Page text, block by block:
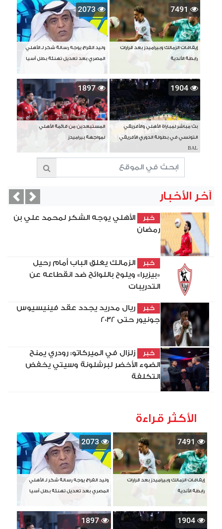
7491
إيقافات الزمالك وبيراميدز بعد قرارات
رابطة الأندية
2073
وليد الفراج يوجه رسالة شكر لـ الأهلي
المصري بعد تعديل تهنئة بطل آسيا
1904
بث مباشر لمباراة الأهلي والأفريقي
التونسي في بطولة الدوري الأفريقي
BAL
1897
المستبعدين من قائمة الأهلي
لمواجهة بيراميدز
آخر الأخبار
خبر
الأهلي يوجه الشكر لمحمد علي بن
رمضان
خبر
الزمالك يغلق الباب أمام رحيل
«بيزيرا» ويلوح باللوائح ضد انقطاعه عن
التدريبات
خبر
ريال مدريد يجدد عقد فينيسيوس
جونيور حتى 2032
خبر
زلزال في الميركاتو: رودري يمنح
الضوء الأخضر لبرشلونة وسيتي يخفض
التكلفة
Next
الأكثر قراءة
7491
إيقافات الزمالك وبيراميدز بعد قرارات
رابطة الأندية
2073
وليد الفراج يوجه رسالة شكر لـ الأهلي
المصري بعد تعديل تهنئة بطل آسيا
1904
1897